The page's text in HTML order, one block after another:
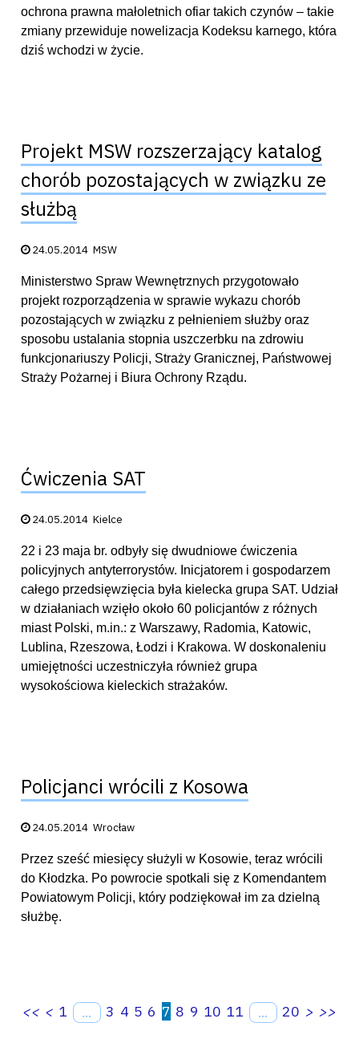
ochrona prawna małoletnich ofiar takich czynów – takie
zmiany przewiduje nowelizacja Kodeksu karnego, która
dziś wchodzi w życie.
Projekt MSW rozszerzający katalog
chorób pozostających w związku ze
służbą
Data publikacji:
24.05.2014MSW
Ministerstwo Spraw Wewnętrznych przygotowało
projekt rozporządzenia w sprawie wykazu chorób
pozostających w związku z pełnieniem służby oraz
sposobu ustalania stopnia uszczerbku na zdrowiu
funkcjonariuszy Policji, Straży Granicznej, Państwowej
Straży Pożarnej i Biura Ochrony Rządu.
Ćwiczenia SAT
Data publikacji:
24.05.2014Kielce
22 i 23 maja br. odbyły się dwudniowe ćwiczenia
policyjnych antyterrorystów. Inicjatorem i gospodarzem
całego przedsięwzięcia była kielecka grupa SAT. Udział
w działaniach wzięło około 60 policjantów z różnych
miast Polski, m.in.: z Warszawy, Radomia, Katowic,
Lublina, Rzeszowa, Łodzi i Krakowa. W doskonaleniu
umiejętności uczestniczyła również grupa
wysokościowa kieleckich strażaków.
Policjanci wrócili z Kosowa
Data publikacji:
24.05.2014Wrocław
Przez sześć miesięcy służyli w Kosowie, teraz wrócili
do Kłodzka. Po powrocie spotkali się z Komendantem
Powiatowym Policji, który podziękował im za dzielną
służbę.
<< < 1 ... 3 4 5 6 7 8 9 10 11 ... 20 > >>